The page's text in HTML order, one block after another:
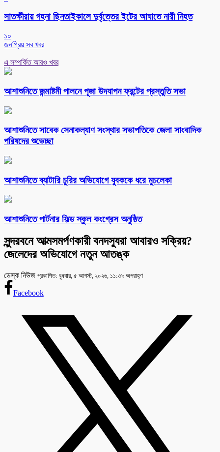
সাতক্ষীরায় গহনা ছিনতাইকালে দুর্বৃত্তের ইটের আঘাতে নারী নিহত
১০
জনপ্রিয় সব খবর
এ সম্পর্কিত আরও খবর
আশাশুনিতে জন্মাষ্টমী পালনে পূজা উদযাপন ফ্রন্টের প্রস্তুতি সভা
আশাশুনিতে সাবেক সেনাকল্যাণ সংস্থার সভাপতিকে জেলা সাংবাদিক
পরিষদের শুভেচ্ছা
আশাশুনিতে ব্যাটারি চুরির অভিযোগে যুবককে ধরে মুচলেকা
আশাশুনিতে পার্টনার ফিল্ড স্কুল কংগ্রেস অনুষ্ঠিত
সুন্দরবনে আত্মসমর্পণকারী বনদস্যুরা আবারও সক্রিয়?
জেলেদের অভিযোগে নতুন আতঙ্ক
ডেস্ক নিউজ প্রকাশিত: বুধবার, ৫ আগস্ট, ২০২৬, ১১:৩৯ অপরাহ্ণ
Facebook